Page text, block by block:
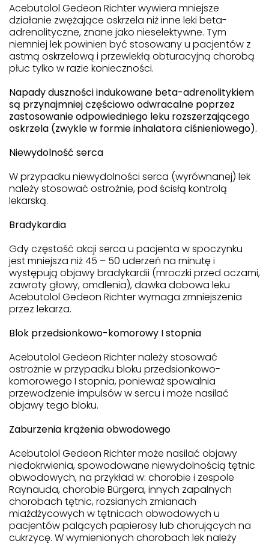
Acebutolol Gedeon Richter wywiera mniejsze
działanie zwężające oskrzela niż inne leki beta-
adrenolityczne, znane jako nieselektywne. Tym
niemniej lek powinien być stosowany u pacjentów z
astmą oskrzelową i przewlekłą obturacyjną chorobą
płuc tylko w razie konieczności.
Napady duszności indukowane beta-adrenolitykiem
są przynajmniej częściowo odwracalne poprzez
zastosowanie odpowiedniego leku rozszerzającego
oskrzela (zwykle w formie inhalatora ciśnieniowego).
Niewydolność serca
W przypadku niewydolności serca (wyrównanej) lek
należy stosować ostrożnie, pod ścisłą kontrolą
lekarską.
Bradykardia
Gdy częstość akcji serca u pacjenta w spoczynku
jest mniejsza niż 45 – 50 uderzeń na minutę i
występują objawy bradykardii (mroczki przed oczami,
zawroty głowy, omdlenia), dawka dobowa leku
Acebutolol Gedeon Richter wymaga zmniejszenia
przez lekarza.
Blok przedsionkowo-komorowy I stopnia
Acebutolol Gedeon Richter należy stosować
ostrożnie w przypadku bloku przedsionkowo-
komorowego I stopnia, ponieważ spowalnia
przewodzenie impulsów w sercu i może nasilać
objawy tego bloku.
Zaburzenia krążenia obwodowego
Acebutolol Gedeon Richter może nasilać objawy
niedokrwienia, spowodowane niewydolnością tętnic
obwodowych, na przykład w: chorobie i zespole
Raynauda, chorobie Bürgera, innych zapalnych
chorobach tętnic, rozsianych zmianach
miażdżycowych w tętnicach obwodowych u
pacjentów palących papierosy lub chorujących na
cukrzycę. W wymienionych chorobach lek należy